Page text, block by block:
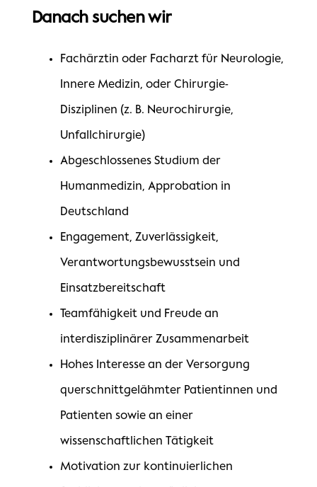
Danach suchen wir
Fachärztin oder Facharzt für Neurologie,
Innere Medizin, oder Chirurgie-
Disziplinen (z. B. Neurochirurgie,
Unfallchirurgie)
Abgeschlossenes Studium der
Humanmedizin, Approbation in
Deutschland
Engagement, Zuverlässigkeit,
Verantwortungsbewusstsein und
Einsatzbereitschaft
Teamfähigkeit und Freude an
interdisziplinärer Zusammenarbeit
Hohes Interesse an der Versorgung
querschnittgelähmter Patientinnen und
Patienten sowie an einer
wissenschaftlichen Tätigkeit
Motivation zur kontinuierlichen